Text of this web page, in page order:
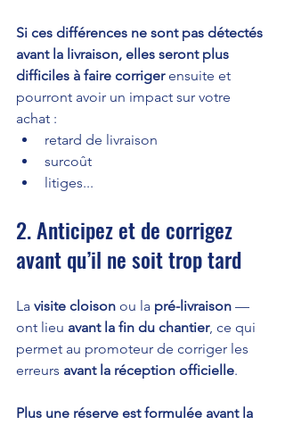
Si ces différences ne sont pas détectés
avant la livraison, elles seront plus
difficiles à faire corriger ensuite et
pourront avoir un impact sur votre
achat :
retard de livraison
surcoût
litiges...
2. Anticipez et de corrigez
avant qu’il ne soit trop tard
La visite cloison ou la pré-livraison —
ont lieu avant la fin du chantier, ce qui
permet au promoteur de corriger les
erreurs avant la réception officielle.
Plus une réserve est formulée avant la